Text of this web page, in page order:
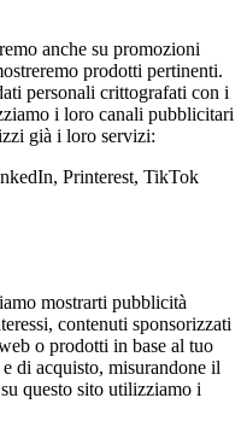
anche su promozioni
prodotti pertinenti.
personali crittografati con i
i loro canali pubblicitari
già i loro servizi:
Printerest, TikTok
mostrarti pubblicità
contenuti sponsorizzati
o prodotti in base al tuo
di acquisto, misurandone il
questo sito utilizziamo i